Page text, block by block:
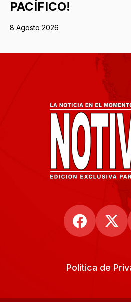
PACÍFICO!
8 Agosto 2026
Política de